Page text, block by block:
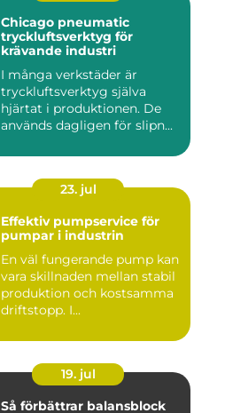
Chicago pneumatic
tryckluftsverktyg för
krävande industri
I många verkstäder är
tryckluftsverktyg själva
hjärtat i produktionen. De
används dagligen för slipn...
23. jul
Effektiv pumpservice för
pumpar i industrin
En väl fungerande pump kan
vara skillnaden mellan stabil
produktion och kostsamma
driftstopp. I...
19. jul
Så förbättrar balansblock